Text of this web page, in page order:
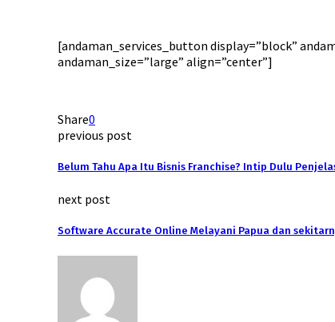
[andaman_services_button display=”block”
andaman_size=”large” align=”center”]
Share0
previous post
Belum Tahu Apa Itu Bisnis Franchise? Intip Dulu
next post
Software Accurate Online Melayani Papua dan